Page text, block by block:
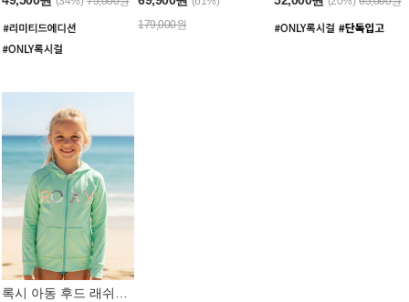
179,000원
록시 아동 후드 래쉬가드 GT764MRX